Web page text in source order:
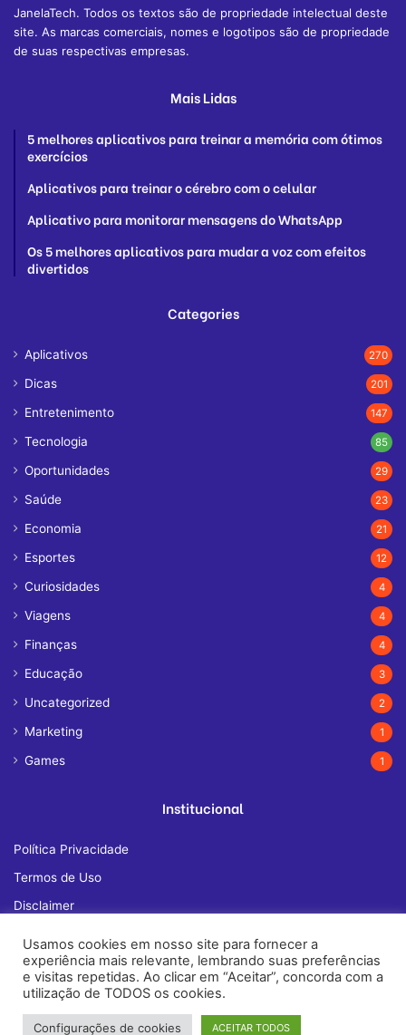
JanelaTech. Todos os textos são de propriedade intelectual deste
site. As marcas comerciais, nomes e logotipos são de propriedade
de suas respectivas empresas.
Mais Lidas
5 melhores aplicativos para treinar a memória com ótimos
exercícios
Aplicativos para treinar o cérebro com o celular
Aplicativo para monitorar mensagens do WhatsApp
Os 5 melhores aplicativos para mudar a voz com efeitos
divertidos
Categories
Aplicativos 270
Dicas 201
Entretenimento 147
Tecnologia 85
Oportunidades 29
Saúde 23
Economia 21
Esportes 12
Curiosidades 4
Viagens 4
Finanças 4
Educação 3
Uncategorized 2
Marketing 1
Games 1
Institucional
Política Privacidade
Termos de Uso
Disclaimer
Fale Conosco
Usamos cookies em nosso site para fornecer a
experiência mais relevante, lembrando suas preferências
e visitas repetidas. Ao clicar em “Aceitar”, concorda com a
utilização de TODOS os cookies.
Configurações de cookies ACEITAR TODOS